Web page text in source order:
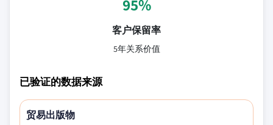
95%
客户保留率
5年关系价值
已验证的数据来源
贸易出版物